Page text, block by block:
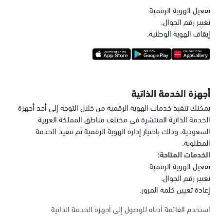
تفعيل الهوية الرقمية.
تغيير رقم الجوال.
إيقاف الهوية الوطنية.
أجهزة الخدمة الذاتية
يمكنك تنفيذ خدمات الهوية الرقمية من خلال التوجه إلى أحد أجهزة
الخدمة الذاتية المنتشرة في مختلف مناطق المملكة العربية
السعودية، وذلك باختيار إدارة الهوية الرقمية ثم تنفيذ الخدمة
المطلوبة.
الخدمات المتاحة:
تفعيل الهوية الرقمية.
تغيير رقم الجوال.
إعادة تعيين كلمة المرور.
استخدم القائمة أدناه للوصول إلى أجهزة الخدمة الذاتية